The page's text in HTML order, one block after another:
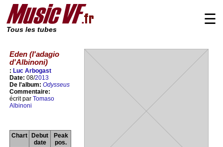
Tous les tubes
☰
Eden (l'adagio
d'Albinoni)
: Luc Arbogast
Date: 08/2013
De l'album: Odysseus
Commentaire:
écrit par Tomaso
Albinoni
Chart
Debut
date
Peak
pos.